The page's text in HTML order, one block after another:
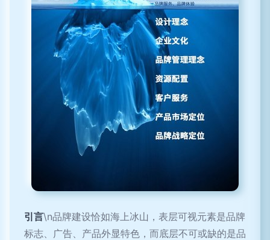
引言\n品牌建设恰如海上冰山，表层可视元素是品牌
标志、广告、产品外显特色，而底层不可或缺的是品